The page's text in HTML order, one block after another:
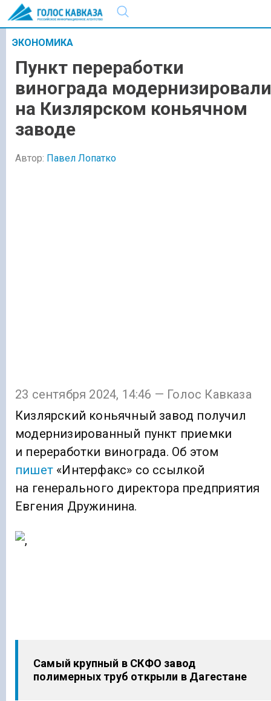
ЭКОНОМИКА
Пункт переработки
винограда модернизировали
на Кизлярском коньячном
заводе
Автор: Павел Лопатко
23 сентября 2024, 14:46 — Голос Кавказа
Кизлярский коньячный завод получил
модернизированный пункт приемки
и переработки винограда. Об этом
пишет «Интерфакс» со ссылкой
на генерального директора предприятия
Евгения Дружинина.
Самый крупный в СКФО завод
полимерных труб открыли в Дагестане